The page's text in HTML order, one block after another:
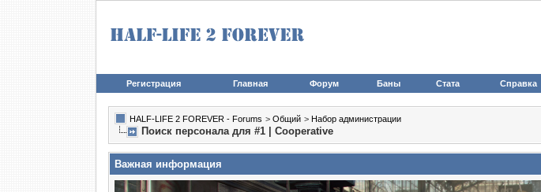
Регистрация Главная Форум Баны Стата Справка
HALF-LIFE 2 FOREVER - Forums > Общий > Набор администрации
Поиск персонала для #1 | Cooperative
Важная информация